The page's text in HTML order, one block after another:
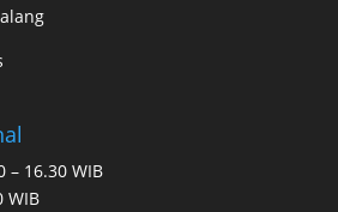
– 16.30 WIB
WIB